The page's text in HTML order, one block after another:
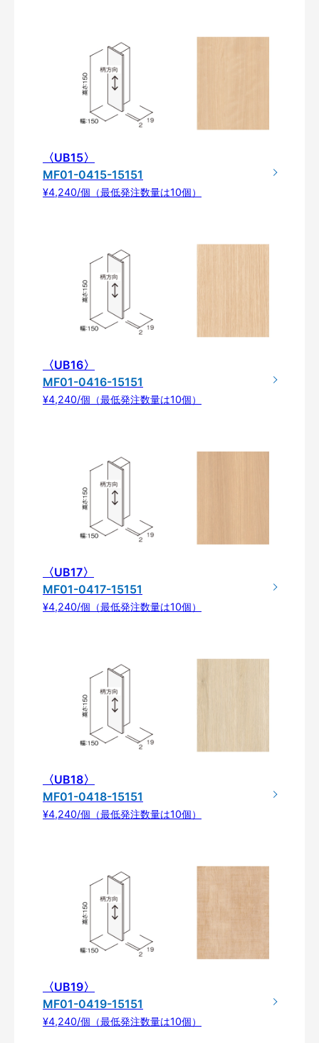
〈UB15〉
MF01-0415-15151
¥4,240/個（最低発注数量は10個）
〈UB16〉
MF01-0416-15151
¥4,240/個（最低発注数量は10個）
〈UB17〉
MF01-0417-15151
¥4,240/個（最低発注数量は10個）
〈UB18〉
MF01-0418-15151
¥4,240/個（最低発注数量は10個）
〈UB19〉
MF01-0419-15151
¥4,240/個（最低発注数量は10個）